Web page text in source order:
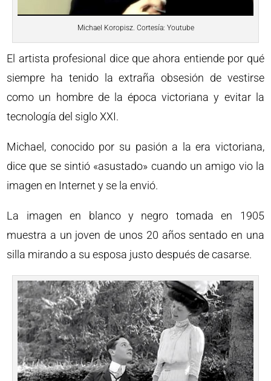
Michael Koropisz. Cortesía: Youtube
El artista profesional dice que ahora entiende por qué
siempre ha tenido la extraña obsesión de vestirse
como un hombre de la época victoriana y evitar la
tecnología del siglo XXI.
Michael, conocido por su pasión a la era victoriana,
dice que se sintió «asustado» cuando un amigo vio la
imagen en Internet y se la envió.
La imagen en blanco y negro tomada en 1905
muestra a un joven de unos 20 años sentado en una
silla mirando a su esposa justo después de casarse.